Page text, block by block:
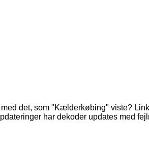
det, som "Kælderkøbing" viste?
har dekoder updates med